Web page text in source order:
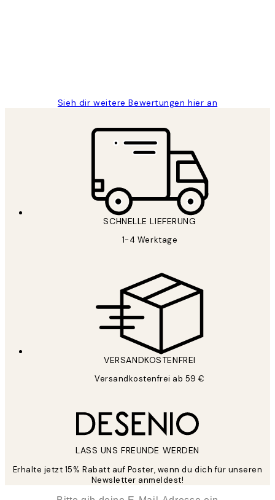
Sieh dir weitere Bewertungen hier an
SCHNELLE LIEFERUNG
1-4 Werktage
VERSANDKOSTENFREI
Versandkostenfrei ab 59 €
LASS UNS FREUNDE WERDEN
Erhalte jetzt 15% Rabatt auf Poster, wenn du dich für unseren
Newsletter anmeldest!